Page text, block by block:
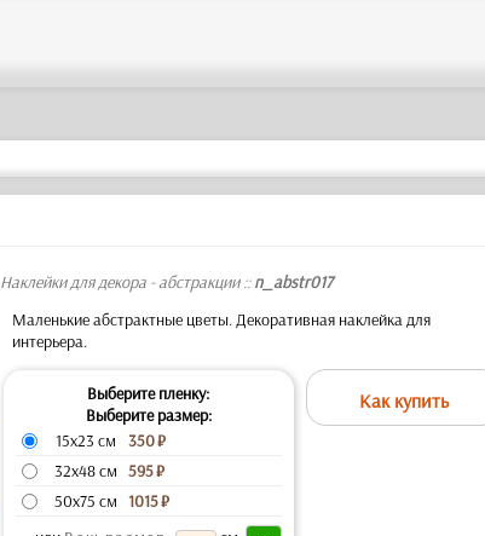
Наклейки для декора - абстракции ::n_abstr017
Маленькие абстрактные цветы. Декоративная наклейка для
интерьера.
Выберите пленку:
Выберите размер:
15x23 см
350₽
32x48 см 595₽
50x75 см
1015₽
Как купить